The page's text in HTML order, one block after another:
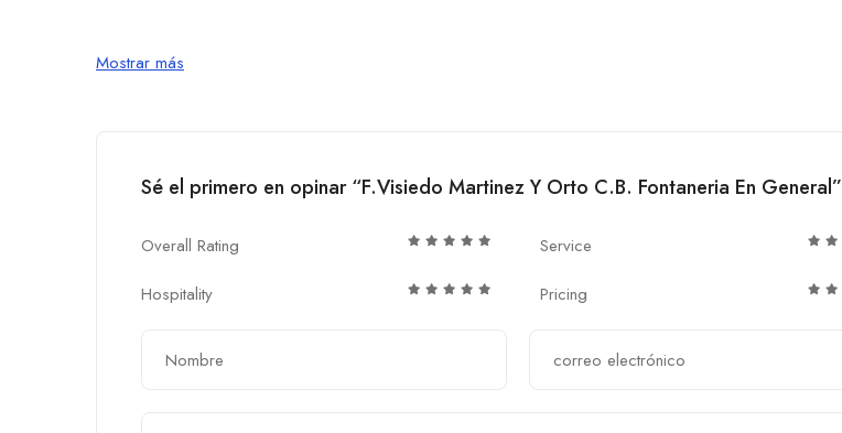
Mostrar más
Sé el primero en opinar “F.Visiedo Martinez Y Orto C.B. Fontaneria En General”
Overall Rating
Service
Hospitality
Pricing